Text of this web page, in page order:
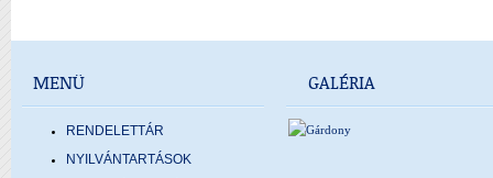
MENÜ
RENDELETTÁR
NYILVÁNTARTÁSOK
GALÉRIA